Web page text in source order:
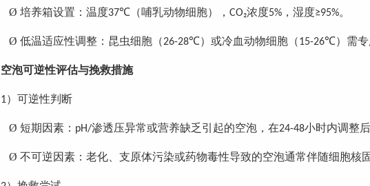
Ø 培养箱设置：温度37℃ （哺乳动物细胞）， CO₂浓度5% ，湿度≥95%。
Ø 低温适应性调整：昆虫细胞（26-28℃）或冷血动物细胞（15-26℃）需
空泡可逆性评估与挽救措施
1） 可逆性判断
Ø 短期因素： pH/渗透压异常或营养缺乏引起的空泡，在24-48小时内调整后
Ø 不可逆因素：老化、支原体污染或药物毒性导致的空泡通常伴随细胞核